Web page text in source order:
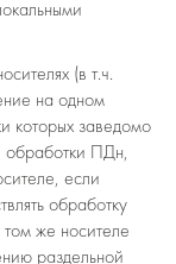
(в т.ч.
на одном
которых заведомо
обработки ПДн,
если
обработку
том же носителе
раздельной